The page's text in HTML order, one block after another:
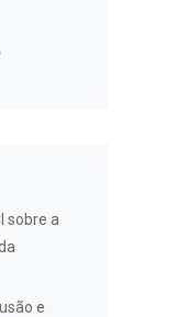
sobre a
e